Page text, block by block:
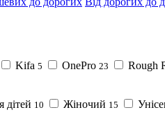
Kifa 5 OnePro 23 Rough
дітей 10 Жіночий 15